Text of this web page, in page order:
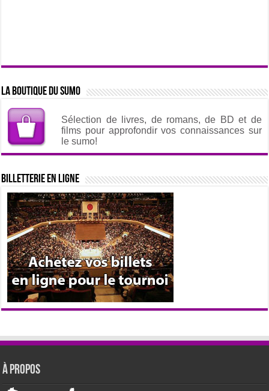
La boutique du sumo
Sélection de livres, de romans, de BD et de
films pour approfondir vos connaissances sur
le sumo!
Billetterie en ligne
À propos